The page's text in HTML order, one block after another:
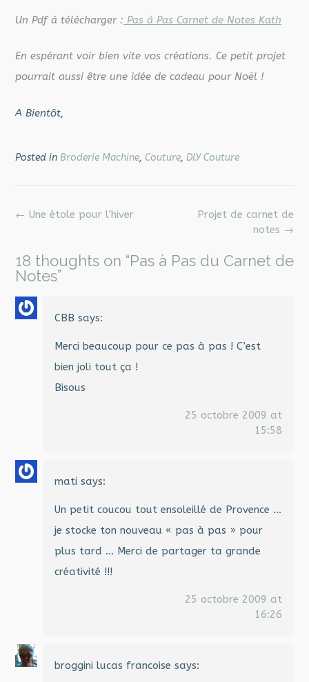
Un Pdf à télécharger : Pas à Pas Carnet de Notes Kath
En espérant voir bien vite vos créations. Ce petit projet
pourrait aussi être une idée de cadeau pour Noël !
A Bientôt,
Posted in Broderie Machine, Couture, DIY Couture
Post
Projet de carnet de
notes →
← Une étole pour l’hiver
18 thoughts on “Pas à Pas du Carnet de
Notes”
CBB says:
Merci beaucoup pour ce pas à pas ! C’est
bien joli tout ça !
Bisous
25 octobre 2009 at
15:58
mati says:
Un petit coucou tout ensoleillé de Provence …
je stocke ton nouveau « pas à pas » pour
plus tard … Merci de partager ta grande
créativité !!!
25 octobre 2009 at
16:26
broggini lucas francoise says: